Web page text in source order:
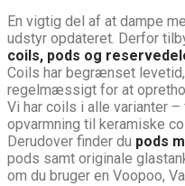
En vigtig del af at dampe
udstyr opdateret. Derfor
coils, pods og
Coils har begrænset
regelmæssigt for at
Vi har coils i alle varianter
opvarmning til keramiske
Derudover finder du pods
pods samt originale
om du bruger en Voopoo,